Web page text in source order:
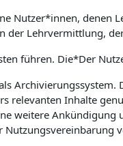
Nutzer*innen, denen
der Lehrvermittlung,
führen. Die*Der
Inhalte
weitere